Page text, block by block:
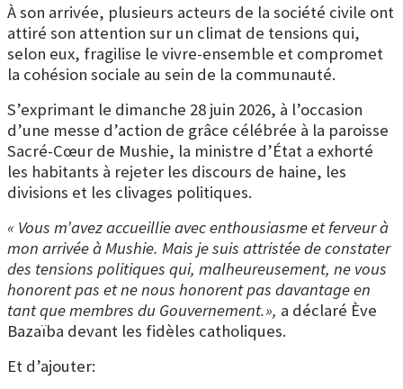
À son arrivée, plusieurs acteurs de la société civile ont
attiré son attention sur un climat de tensions qui,
selon eux, fragilise le vivre-ensemble et compromet
la cohésion sociale au sein de la communauté.
S’exprimant le dimanche 28 juin 2026, à l’occasion
d’une messe d’action de grâce célébrée à la paroisse
Sacré-Cœur de Mushie, la ministre d’État a exhorté
les habitants à rejeter les discours de haine, les
divisions et les clivages politiques.
« Vous m’avez accueillie avec enthousiasme et ferveur à
mon arrivée à Mushie. Mais je suis attristée de constater
des tensions politiques qui, malheureusement, ne vous
honorent pas et ne nous honorent pas davantage en
tant que membres du Gouvernement.», a déclaré Ève
Bazaïba devant les fidèles catholiques.
Et d’ajouter: